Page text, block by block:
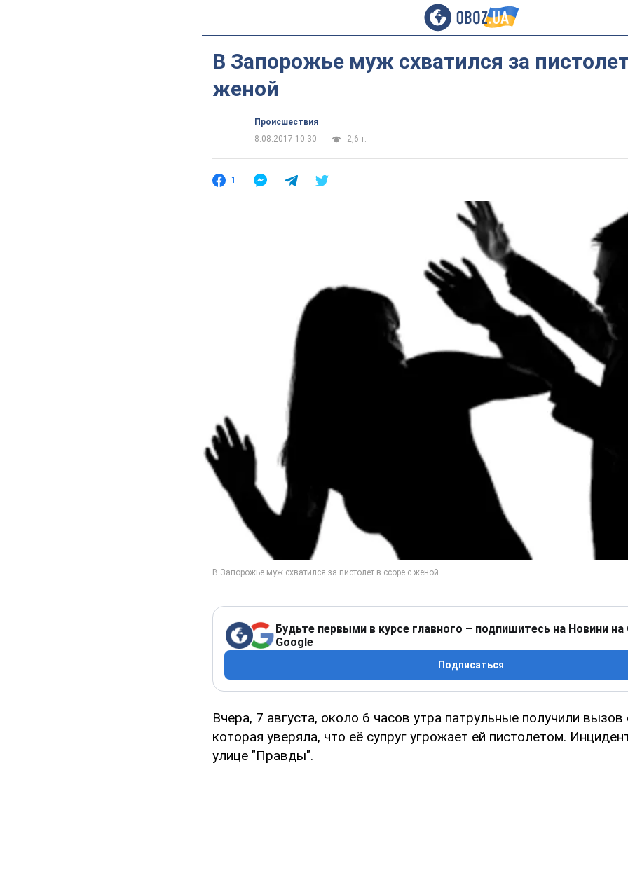
В Запорожье муж схватился за
женой
Происшествия
8.08.2017 10:30
2,6 т.
1
Будьте первыми в курсе главного – подпишитесь на Новини на
Google
Подписаться
Вчера, 7 августа, около 6 часов утра патрульные получили
которая уверяла, что её супруг угрожает ей пистолетом.
улице "Правды".